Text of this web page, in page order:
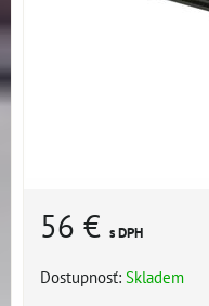
56 € s DPH
Dostupnosť: Skladem